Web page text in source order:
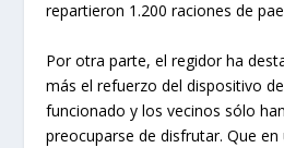
repartieron 1.200 raciones de
Por otra parte, el regidor ha
más el refuerzo del dispositivo
funcionado y los vecinos sólo
preocuparse de disfrutar. Que en